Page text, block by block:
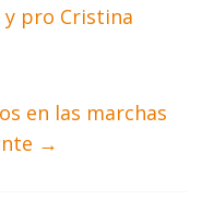
y pro Cristina
en las marchas
→